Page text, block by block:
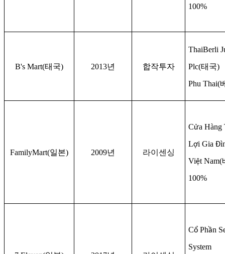
100%
B's Mart(태국) 2013년 합작투자
ThaiBerli
Plc(태국)
Phu Thai(
FamilyMart(일본) 2009년 라이센싱
Cửa Hàng
Lợi Gia Đ
Việt Nam(
100%
Cổ Phần
System